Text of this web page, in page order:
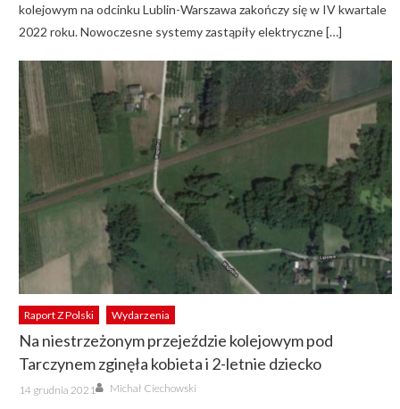
kolejowym na odcinku Lublin-Warszawa zakończy się w IV kwartale
2022 roku. Nowoczesne systemy zastąpiły elektryczne […]
Raport Z Polski Wydarzenia
Na niestrzeżonym przejeździe kolejowym pod
Tarczynem zginęła kobieta i 2-letnie dziecko
Posted
on
14 grudnia 2021 Author
Michał Ciechowski